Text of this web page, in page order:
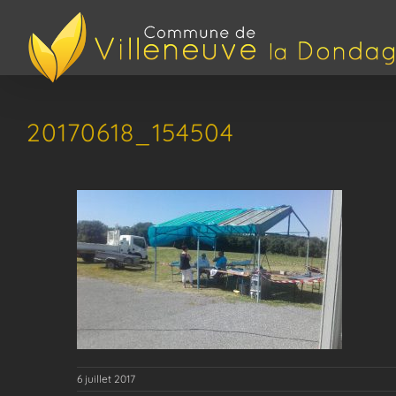
contenu
20170618_154504
6 juillet 2017